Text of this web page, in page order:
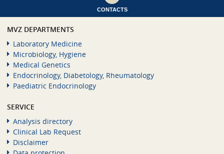
CONTACTS
MVZ DEPARTMENTS
Laboratory Medicine
Microbiology, Hygiene
Medical Genetics
Endocrinology, Diabetology, Rheumatology
Paediatric Endocrinology
SERVICE
Analysis directory
Clinical Lab Request
Disclaimer